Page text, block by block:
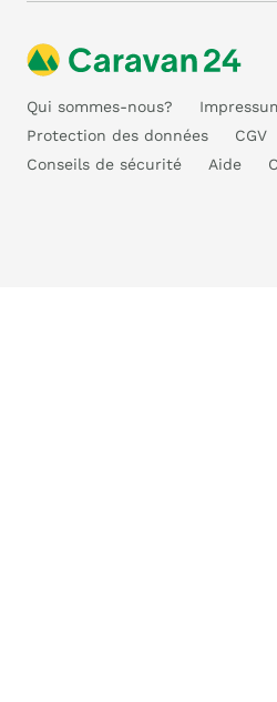
Qui sommes-nous?
Protection des données
CGV
Conseils de sécurité
Aide